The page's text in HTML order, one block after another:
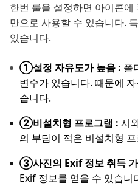
한번 룰을 설정하면 아이콘
만으로 사용할 수 있습니다.
있습니다.
①설정 자유도가 높음 : 폴
변수가 있습니다. 때문에
습니다.
②비설치형 프로그램 : 시
의 부담이 적은 비설치형
③사진의 Exif 정보 취득
Exif 정보를 얻을 수 있습니